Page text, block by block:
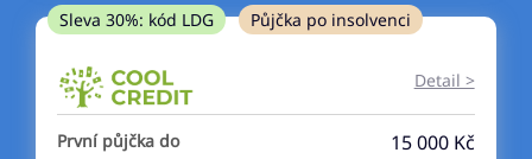
ano
Sleva 30%: kód LDG Půjčka po insolvenci
Detail >
První půjčka do 15 000 Kč